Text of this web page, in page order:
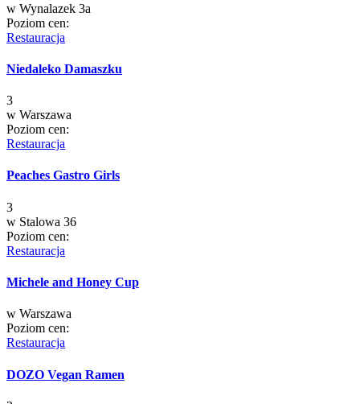
w Wynalazek 3a
Poziom cen:
Restauracja
Niedaleko Damaszku
3
w Warszawa
Poziom cen:
Restauracja
Peaches Gastro Girls
3
w Stalowa 36
Poziom cen:
Restauracja
Michele and Honey Cup
w Warszawa
Poziom cen:
Restauracja
DOZO Vegan Ramen